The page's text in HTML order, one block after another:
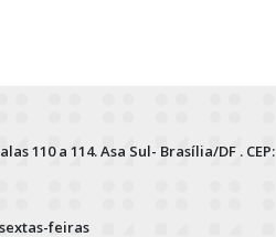
110 a 114. Asa Sul- Brasília/DF . CEP:
feiras